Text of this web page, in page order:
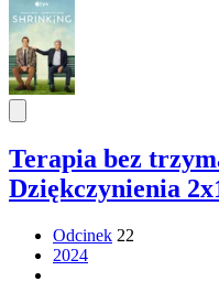
Terapia bez
Dziękczynienia
Odcinek 22
2024